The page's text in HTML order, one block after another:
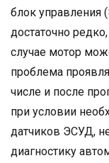
блок управления
достаточно
случае мотор
проблема
числе и после
при условии
датчиков ЭСУД,
диагностику